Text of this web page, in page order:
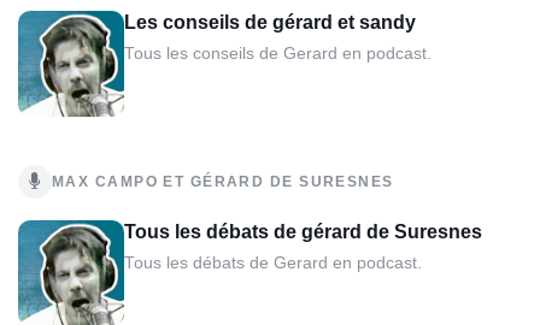
Les conseils de gérard et sandy
Tous les conseils de Gerard en podcast.
MAX CAMPO ET GÉRARD DE SURESNES
Tous les débats de gérard de Suresnes
Tous les débats de Gerard en podcast.